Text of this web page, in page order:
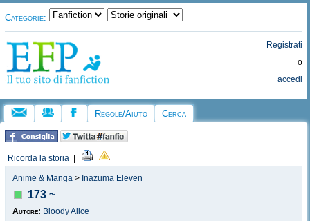
Categorie:
Registrati
o
accedi
Regole/Aiuto Cerca
Ricorda la storia
Anime & Manga > Inazuma Eleven
173 ~
Autore: Bloody Alice